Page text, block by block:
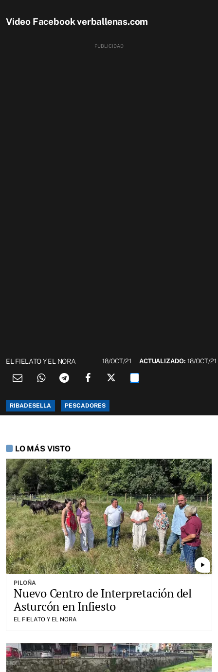
Video Facebook verballenas.com
EL FIELATO Y EL NORA 18/OCT/21 ACTUALIZADO:18/OCT/21
RIBADESELLA PESCADORES
LO MÁS VISTO
play_arrow
PILOÑA
Nuevo Centro de Interpretación del
Asturcón en Infiesto
EL FIELATO Y EL NORA